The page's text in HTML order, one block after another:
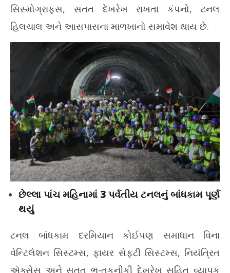
સિસ્મોગ્રાફ્સ, સતત દેખરેખ રાખતા કંપનો, ટનલ
હિલચાલ અને આસપાસના માળખાનો સમાવેશ થાય છે.
છેલ્લા પાંચ મહિનામાં 3 પર્વતીય ટનલનું બાંધકામ પૂર્ણ
થયું
ટનલ બાંધકામ દરમિયાન કોઈપણ સમાધાન વિના
વેન્ટિલેશન સિસ્ટમ્સ, ફાયર સેફ્ટી સિસ્ટમ્સ, નિયંત્રિત
ઍક્સેસ અને સતત ભૂ-તકનીકી દેખરેખ સહિત વ્યાપક